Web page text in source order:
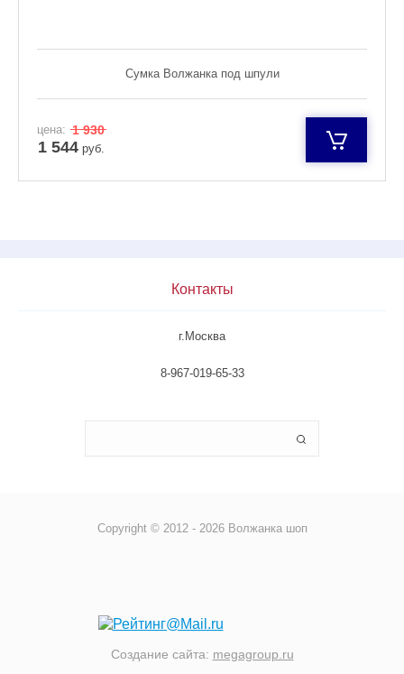
Сумка Волжанка под шпули
цена: 1 930
1 544руб.
Контакты
г.Москва
8-967-019-65-33
Copyright © 2012 - 2026 Волжанка шоп
Создание сайта: megagroup.ru